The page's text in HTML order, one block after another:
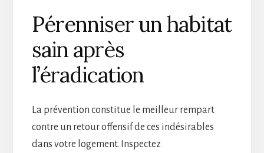
Pérenniser un habitat
sain après
l’éradication
La prévention constitue le meilleur rempart
contre un retour offensif de ces indésirables
dans votre logement. Inspectez